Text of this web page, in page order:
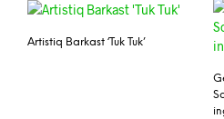
Artistiq Barkast ‘Tuk Tuk’